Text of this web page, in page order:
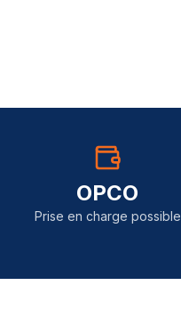
OPCO
Prise en charge possible